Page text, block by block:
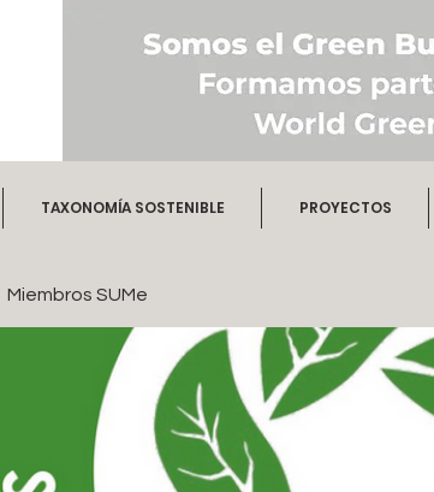
TAXONOMÍA SOSTENIBLE PROYECTOS
Miembros SUMe